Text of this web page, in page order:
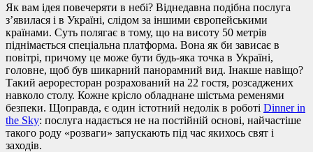
Як вам ідея повечеряти в небі? Віднедавна подібна послуга
з’явилася і в Україні, слідом за іншими європейськими
країнами. Суть полягає в тому, що на висоту 50 метрів
піднімається спеціальна платформа. Вона як би зависає в
повітрі, причому це може бути будь-яка точка в Україні,
головне, щоб був шикарний панорамний вид. Інакше навіщо?
Такий аероресторан розрахований на 22 гостя, розсаджених
навколо столу. Кожне крісло обладнане шістьма ременями
безпеки. Щоправда, є один істотний недолік в роботі Dinner in
the Sky: послуга надається не на постійній основі, найчастіше
такого роду «розваги» запускають під час якихось свят і
заходів.